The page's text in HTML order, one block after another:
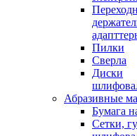
Пилки
Сверла
Диски
Абразивные
Бумага
Сетки,